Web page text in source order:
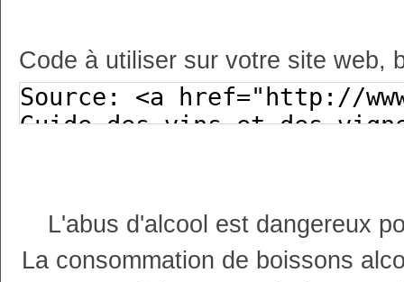
Code à utiliser sur votre site web,
L'abus d'alcool est dangereux
La consommation de boissons